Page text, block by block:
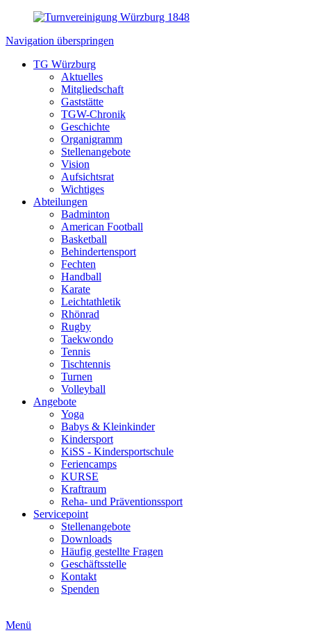
Navigation überspringen
TG Würzburg
Aktuelles
Mitgliedschaft
Gaststätte
TGW-Chronik
Geschichte
Organigramm
Stellenangebote
Vision
Aufsichtsrat
Wichtiges
Abteilungen
Badminton
American Football
Basketball
Behindertensport
Fechten
Handball
Karate
Leichtathletik
Rhönrad
Rugby
Taekwondo
Tennis
Tischtennis
Turnen
Volleyball
Angebote
Yoga
Babys & Kleinkinder
Kindersport
KiSS - Kindersportschule
Feriencamps
KURSE
Kraftraum
Reha- und Präventionssport
Servicepoint
Stellenangebote
Downloads
Häufig gestellte Fragen
Geschäftsstelle
Kontakt
Spenden
Menü